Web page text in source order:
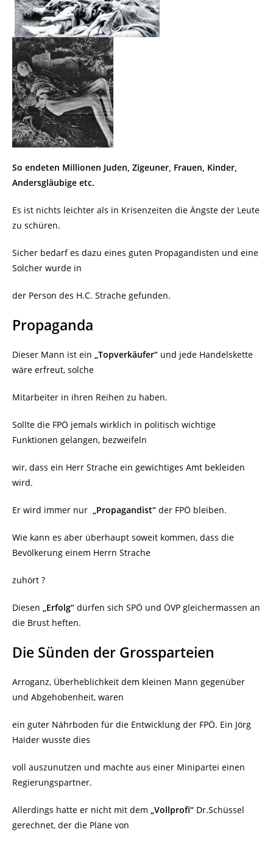
So endeten Millionen Juden, Zigeuner, Frauen, Kinder,
Andersgläubige etc.
Es ist nichts leichter als in Krisenzeiten die Ängste der Leute
zu schüren.
Sicher bedarf es dazu eines guten Propagandisten und eine
Solcher wurde in
der Person des H.C. Strache gefunden.
Propaganda
Dieser Mann ist ein „Topverkäufer“ und jede Handelskette
wäre erfreut, solche
Mitarbeiter in ihren Reihen zu haben.
Sollte die FPÖ jemals wirklich in politisch wichtige
Funktionen gelangen, bezweifeln
wir, dass ein Herr Strache ein gewichtiges Amt bekleiden
wird.
Er wird immer nur „Propagandist“ der FPÖ bleiben.
Wie kann es aber überhaupt soweit kommen, dass die
Bevölkerung einem Herrn Strache
zuhört ?
Diesen „Erfolg“ dürfen sich SPÖ und ÖVP gleichermassen an
die Brust heften.
Die Sünden der Grossparteien
Arroganz, Überheblichkeit dem kleinen Mann gegenüber
und Abgehobenheit, waren
ein guter Nährboden für die Entwicklung der FPÖ. Ein Jörg
Haider wusste dies
voll auszunutzen und machte aus einer Minipartei einen
Regierungspartner.
Allerdings hatte er nicht mit dem „Vollprofi“ Dr.Schüssel
gerechnet, der die Pläne von